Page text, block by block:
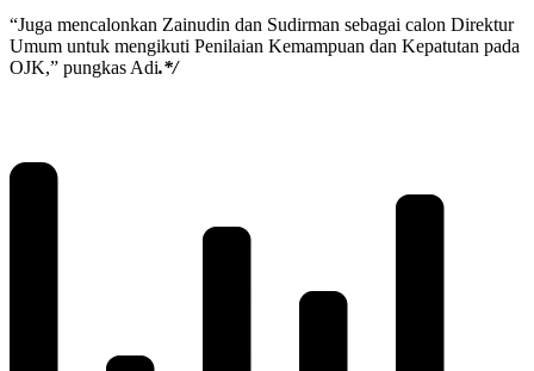
“Juga mencalonkan Zainudin dan Sudirman sebagai calon Direktur
Umum untuk mengikuti Penilaian Kemampuan dan Kepatutan pada
OJK,” pungkas Adi.*/